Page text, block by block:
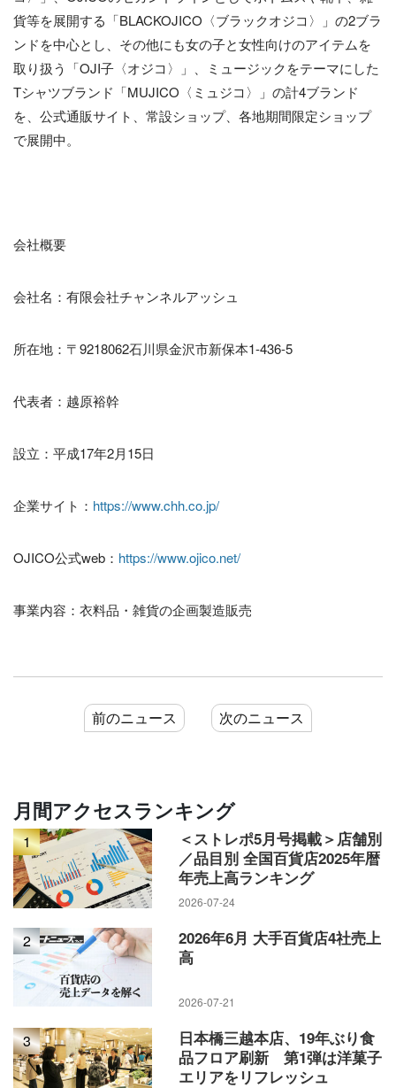
貨等を展開する「BLACKOJICO〈ブラックオジコ〉」の2ブラ
ンドを中心とし、その他にも女の子と女性向けのアイテムを
取り扱う「OJI子〈オジコ〉」、ミュージックをテーマにした
Tシャツブランド「MUJICO〈ミュジコ〉」の計4ブランド
を、公式通販サイト、常設ショップ、各地期間限定ショップ
で展開中。
会社概要
会社名：有限会社チャンネルアッシュ
所在地：〒9218062石川県金沢市新保本1-436-5
代表者：越原裕幹
設立：平成17年2月15日
企業サイト： https://www.chh.co.jp/
OJICO公式web： https://www.ojico.net/
事業内容：衣料品・雑貨の企画製造販売
前のニュース 次のニュース
月間アクセスランキング
1
＜ストレポ5月号掲載＞店舗別
／品目別 全国百貨店2025年暦
年売上高ランキング
2026-07-24
2
2026年6月 大手百貨店4社売上
高
2026-07-21
3
日本橋三越本店、19年ぶり食
品フロア刷新 第1弾は洋菓子
エリアをリフレッシュ